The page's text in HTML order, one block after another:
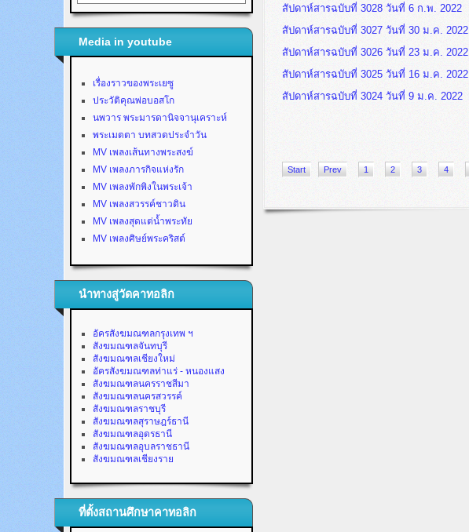
Media in youtube
เรื่องราวของพระเยซู
ประวัติคุณพ่อบอสโก
นพวาร พระมารดานิจจานุเคราะห์
พระเมตตา บทสวดประจำวัน
MV เพลงเส้นทางพระสงฆ์
MV เพลงภารกิจแห่งรัก
MV เพลงพักพิงในพระเจ้า
MV เพลงสวรรค์ชาวดิน
MV เพลงสุดแต่น้ำพระทัย
MV เพลงศิษย์พระคริสต์
นำทางสู่วัดคาทอลิก
อัครสังฆมณฑลกรุงเทพ ฯ
สังฆมณฑลจันทบุรี
สังฆมณฑลเชียงใหม่
อัครสังฆมณฑลท่าแร่ - หนองแสง
สังฆมณฑลนครราชสีมา
สังฆมณฑลนครสวรรค์
สังฆมณฑลราชบุรี
สังฆมณฑลสุราษฎร์ธานี
สังฆมณฑลอุดรธานี
สังฆมณฑลอุบลราชธานี
สังฆมณฑลเชียงราย
ที่ตั้งสถานศึกษาคาทอลิก
สัปดาห์สารฉบับที่ 3028 วันที่ 6 ก.พ. 2022
สัปดาห์สารฉบับที่ 3027 วันที่ 30 ม.ค. 2022
สัปดาห์สารฉบับที่ 3026 วันที่ 23 ม.ค. 2022
สัปดาห์สารฉบับที่ 3025 วันที่ 16 ม.ค. 2022
สัปดาห์สารฉบับที่ 3024 วันที่ 9 ม.ค. 2022
Start Prev 1 2 3 4